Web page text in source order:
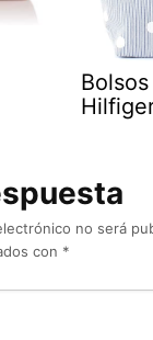
no será
con *